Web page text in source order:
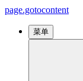
page.gotocontent
菜单